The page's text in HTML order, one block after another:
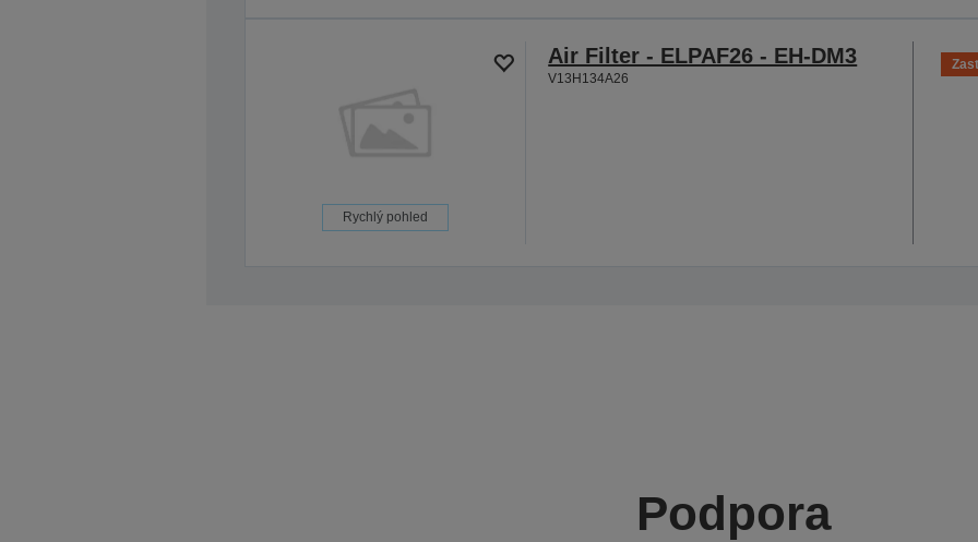
Rychlý pohled
Air Filter - ELPAF26 - EH-DM3
V13H134A26
Podpora